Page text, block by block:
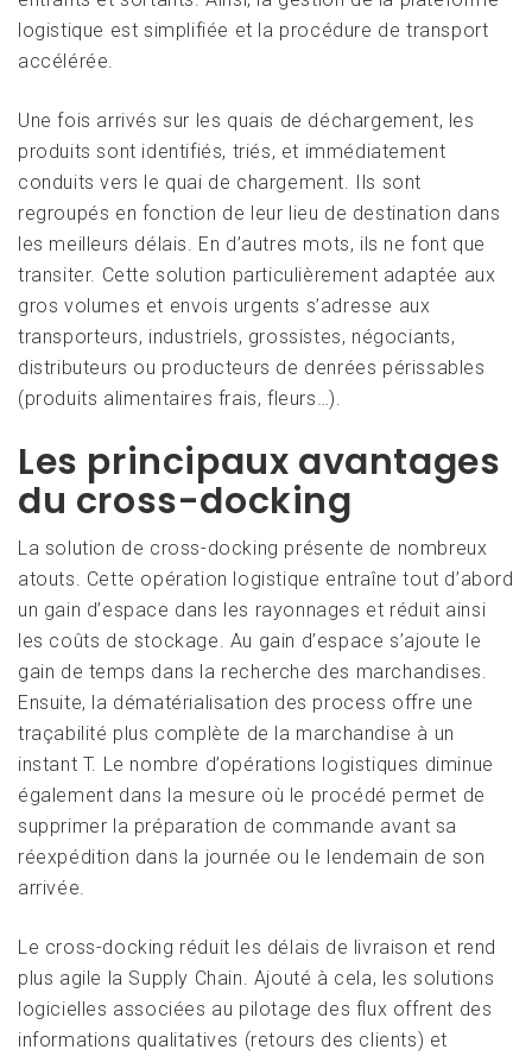
logistique est simplifiée et la procédure de transport
accélérée.
Une fois arrivés sur les quais de déchargement, les
produits sont identifiés, triés, et immédiatement
conduits vers le quai de chargement. Ils sont
regroupés en fonction de leur lieu de destination dans
les meilleurs délais. En d’autres mots, ils ne font que
transiter. Cette solution particulièrement adaptée aux
gros volumes et envois urgents s’adresse aux
transporteurs, industriels, grossistes, négociants,
distributeurs ou producteurs de denrées périssables
(produits alimentaires frais, fleurs…).
Les principaux avantages
du cross-docking
La solution de cross-docking présente de nombreux
atouts. Cette opération logistique entraîne tout d’abord
un gain d’espace dans les rayonnages et réduit ainsi
les coûts de stockage. Au gain d’espace s’ajoute le
gain de temps dans la recherche des marchandises.
Ensuite, la dématérialisation des process offre une
traçabilité plus complète de la marchandise à un
instant T. Le nombre d’opérations logistiques diminue
également dans la mesure où le procédé permet de
supprimer la préparation de commande avant sa
réexpédition dans la journée ou le lendemain de son
arrivée.
Le cross-docking réduit les délais de livraison et rend
plus agile la Supply Chain. Ajouté à cela, les solutions
logicielles associées au pilotage des flux offrent des
informations qualitatives (retours des clients) et